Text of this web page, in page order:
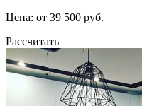
Цена: от 39 500 руб.
Рассчитать